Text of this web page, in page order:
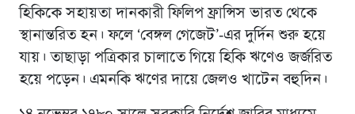
হিকিকে সহায়তা দানকারী ফিলিপ ফ্রান্সিস ভারত থেকে
স্থানান্তরিত হন। ফলে ‘বেঙ্গল গেজেট’-এর দুর্দিন শুরু হয়ে
যায়। তাছাড়া পত্রিকার চালাতে গিয়ে হিকি ঋণেও জর্জরিত
হয়ে পড়েন। এমনকি ঋণের দায়ে জেলও খাটেন বহুদিন।